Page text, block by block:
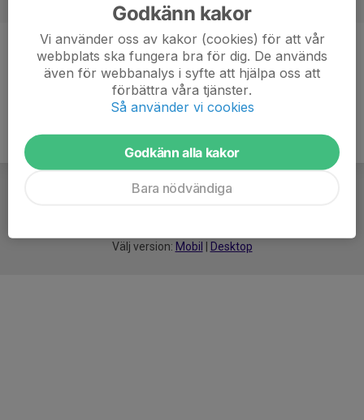
Ålder 15 år
Välj version: Mobil Desktop
Godkänn kakor
Vi använder oss av kakor (cookies) för att vår
webbplats ska fungera bra för dig. De används
även för webbanalys i syfte att hjälpa oss att
förbättra våra tjänster.
Så använder vi cookies
Godkänn alla kakor
Bara nödvändiga